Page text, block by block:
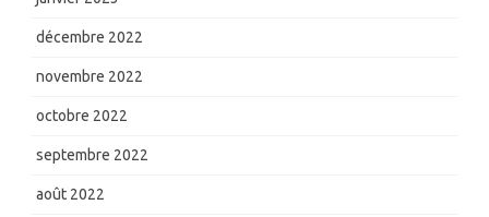
décembre 2022
novembre 2022
octobre 2022
septembre 2022
août 2022